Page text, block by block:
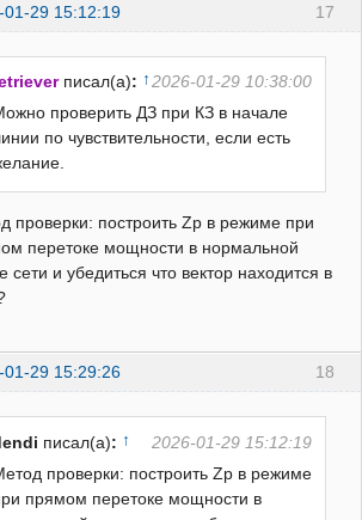
17
01-29 15:12:19
писал(а): ↑ 2026-01-29 10:38:00
проверить ДЗ при КЗ в начале
по чувствительности, если есть
проверки: построить Zp в режиме при
перетоке мощности в нормальной
сети и убедиться что вектор находится в
18
01-29 15:29:26
писал(а): ↑
2026-01-29 15:12:19
проверки: построить Zp в режиме
прямом перетоке мощности в